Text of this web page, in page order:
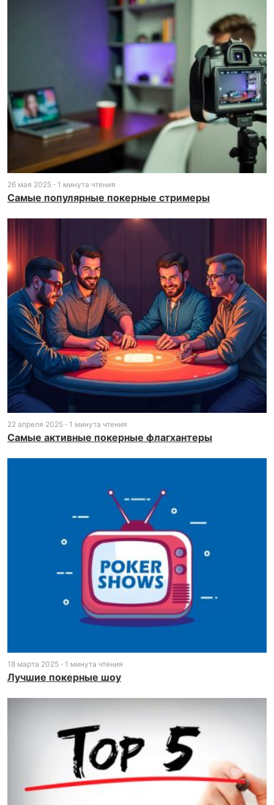
26 мая 2025 1 минута чтения
Самые популярные покерные стримеры
22 апреля 2025 1 минута чтения
Самые активные покерные флагхантеры
18 марта 2025 1 минута чтения
Лучшие покерные шоу